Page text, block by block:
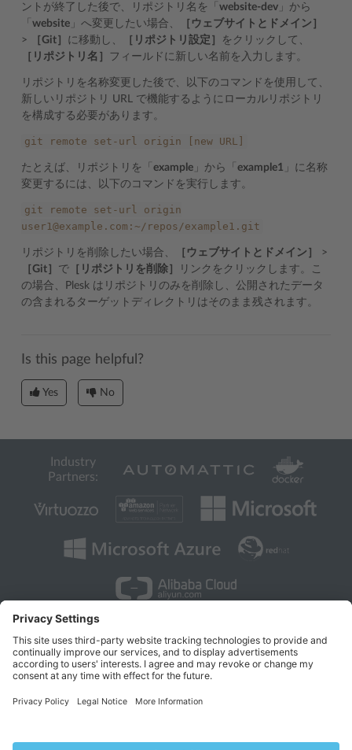
ントが終了した後で、リポジトリ名を「 website-dev 」から
「 website 」へ変更したい場合、
［ウェブサイトとドメイン］
>
［Git］ に移動し、 ［リポジトリ設定］
をクリックして、
［リポジトリ名］ フィールドに新しい名前を入力します。
リポジトリを名称変更した後で、以下のコマンドを使用して、
新しいリポジトリ URL で機能するようにローカルリポジトリ
を構成する必要があります。
git remote set-url origin [new URL]
たとえば、リポジトリを「 example 」から「 example1
」に名称
変更するには、以下のコマンドを実行します。
git remote set-url
origin
user1@example.com:~/repos/example1.git
リポジトリを削除したい場合、 ［ウェブサイトとドメイン］
>
［Git］ で ［リポジトリを削除］
リンクをクリックします。こ
の場合、Plesk はリポジトリのみを削除し、公開されたデータ
の含まれるターゲットディレクトリはそのまま残されます。
Is this page helpful?
Yes No
Industry
Partners:
COMPANY
About Plesk
Our Brand